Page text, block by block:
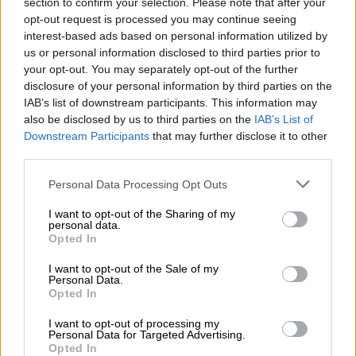
opt-out request is processed you may continue seeing
interest-based ads based on personal information utilized by
us or personal information disclosed to third parties prior to
your opt-out. You may separately opt-out of the further
disclosure of your personal information by third parties on the
IAB’s list of downstream participants. This information may
also be disclosed by us to third parties on the IAB’s List of
Downstream Participants that may further disclose it to other
Personal Data Processing Opt Outs
I want to opt-out of the Sharing of my
personal data.
Opted In
I want to opt-out of the Sale of my
Personal Data.
Opted In
I want to opt-out of processing my
Personal Data for Targeted Advertising.
Opted In
Echa a andar la legislatura